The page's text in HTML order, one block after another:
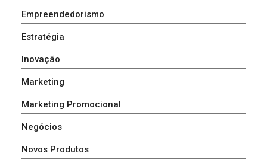
Empreendedorismo
Estratégia
Inovação
Marketing
Marketing Promocional
Negócios
Novos Produtos